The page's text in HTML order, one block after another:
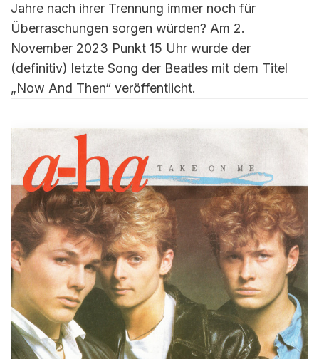
Jahre nach ihrer Trennung immer noch für
Überraschungen sorgen würden? Am 2.
November 2023 Punkt 15 Uhr wurde der
(definitiv) letzte Song der Beatles mit dem Titel
„Now And Then“ veröffentlicht.